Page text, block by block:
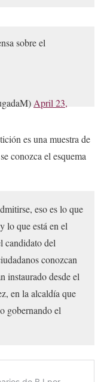
sobre el
April 23,
es una muestra de
conozca el esquema
eso es lo que
lo que está en el
candidato del
conozcan
instaurado desde el
en la alcaldía que
gobernando el